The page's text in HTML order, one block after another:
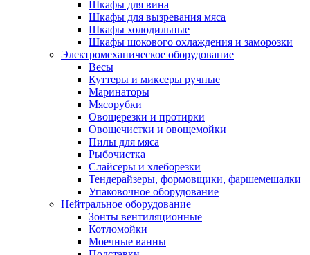
Шкафы для вина
Шкафы для вызревания мяса
Шкафы холодильные
Шкафы шокового охлаждения и заморозки
Электромеханическое оборудование
Весы
Куттеры и миксеры ручные
Маринаторы
Мясорубки
Овощерезки и протирки
Овощечистки и овощемойки
Пилы для мяса
Рыбочистка
Слайсеры и хлеборезки
Тендерайзеры, формовщики, фаршемешалки
Упаковочное оборудование
Нейтральное оборудование
Зонты вентиляционные
Котломойки
Моечные ванны